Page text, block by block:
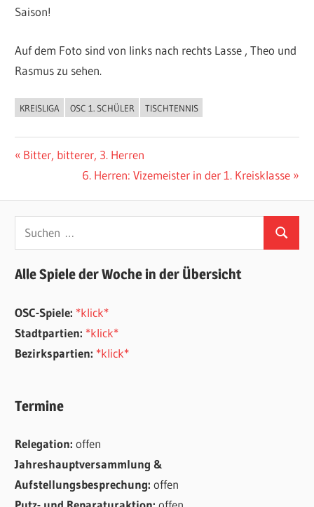
Saison!
Auf dem Foto sind von links nach rechts Lasse , Theo und
Rasmus zu sehen.
ALLGEMEIN
KREISLIGA OSC 1. SCHÜLER TISCHTENNIS
Beitragsnavigation
Vorheriger
Bitter, bitterer, 3. Herren
Nächster
6. Herren: Vizemeister in der 1. Kreisklasse
Suchen
nach:
Suchen
Alle Spiele der Woche in der Übersicht
OSC-Spiele: *klick*
Stadtpartien: *klick*
Bezirkspartien: *klick*
Termine
Relegation:offen
Jahreshauptversammlung &
Aufstellungsbesprechung:offen